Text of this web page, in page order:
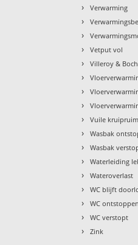
› Verwarming
›
›
› Vetput vol
› Villeroy & Boch
›
›
›
› Vuile
› Wasbak
› Wasbak
› Waterleiding
› Wateroverlast
› WC blijft
› WC ontstoppen
› WC verstopt
› Zink